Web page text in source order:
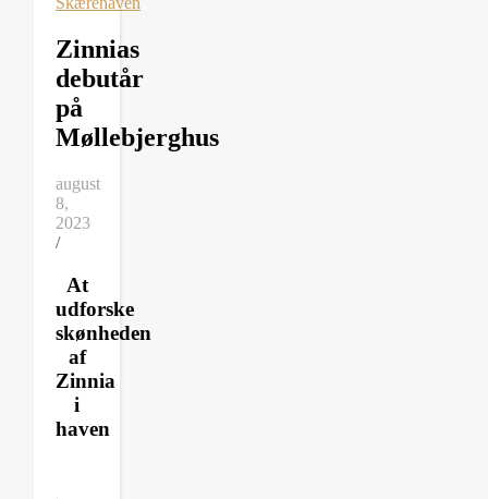
Zinnias
debutår
på
Møllebjerghus
august
8,
2023
/
At
udforske
skønheden
af
Zinnia
i
haven